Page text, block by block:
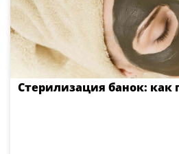
Стерилизация банок: как